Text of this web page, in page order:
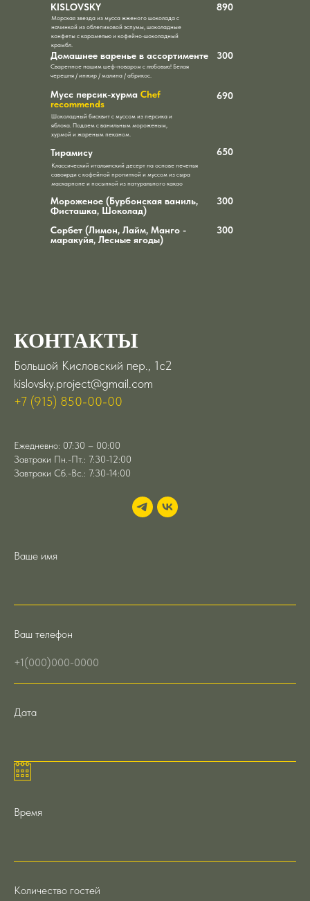
KISLOVSKY
Домашнее варенье в ассортименте
Мусс персик-хурма Chef
recommends
Тирамису
Мороженое (Бурбонская ваниль,
Фисташка, Шоколад)
Сорбет (Лимон, Лайм, Манго -
маракуйя, Лесные ягоды)
890
300
690
650
300
300
Морская звезда из мусса жженого шоколада с
начинкой из облепиховой эспумы, шоколадные
конфеты с карамелью и кофейно-шоколадный
крамбл.
Сваренное нашим шеф-поваром с любовью! Белая
черешня / инжир / малина / абрикос.
Шоколадный бисквит с муссом из персика и
яблока. Подаем с ванильным мороженым,
хурмой и жареным пеканом.
Классический итальянский десерт на основе печенья
савоярди с кофейной пропиткой и муссом из сыра
маскарпоне и посыпкой из натурального какао
КОНТАКТЫ
Большой Кисловский пер., 1с2
kislovsky.project@gmail.com
+7 (915) 850-00-00
Ежедневно: 07:30 – 00:00
Завтраки Пн.-Пт.: 7:30-12:00
Завтраки Сб.-Вс.: 7:30-14:00
Ваше имя
Ваш телефон
Дата
Время
Количество гостей